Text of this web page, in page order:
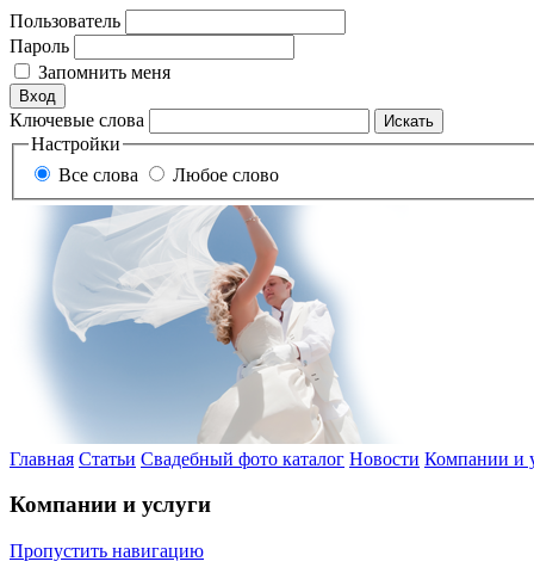
Пользователь
Пароль
Запомнить меня
Ключевые слова
Настройки
Все слова
Любое слово
Главная Статьи Свадебный фото каталог Новости Компании и
Компании и услуги
Пропустить навигацию